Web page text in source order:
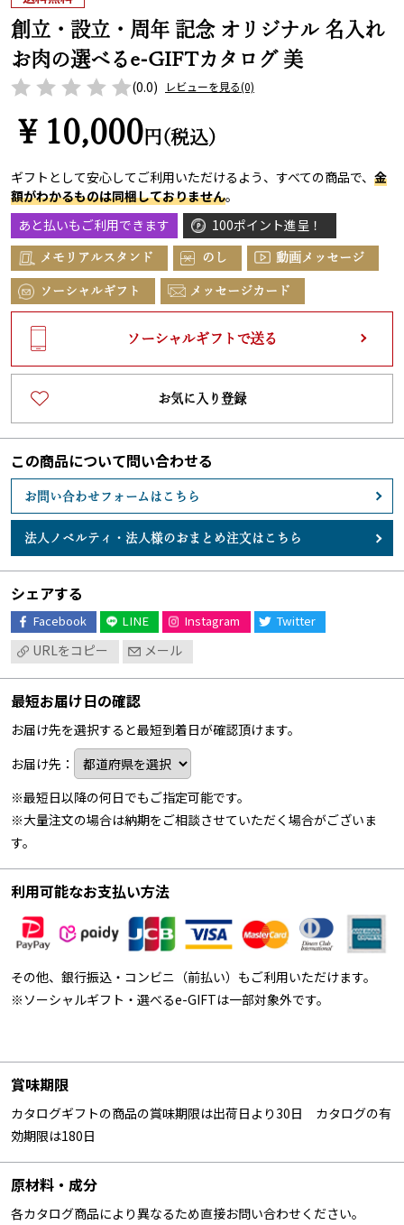
創立・設立・周年 記念 オリジナル 名入れ
お肉の選べるe-GIFTカタログ 美
(0.0) レビューを見る(0)
￥10,000 円(税込)
ギフトとして安心してご利用いただけるよう、すべての商品で、 金
額がわかるものは同梱しておりません。
あと払いもご利用できます
100ポイント進呈！
メモリアルスタンド のし 動画メッセージ
ソーシャルギフト メッセージカード
ソーシャルギフトで送る
お気に入り登録
この商品について問い合わせる
お問い合わせフォームはこちら
法人ノベルティ・ 法人様のおまとめ注文はこちら
シェアする
Facebook LINE Instagram Twitter
URLをコピー メール
最短お届け日の確認
お届け先を選択すると最短到着日が確認頂けます。
お届け先：
※最短日以降の何日でもご指定可能です。
※大量注文の場合は納期をご相談させていただく場合がございま
す。
利用可能なお支払い方法
その他、銀行振込・コンビニ（前払い）もご利用いただけます。
※ソーシャルギフト・選べるe-GIFTは一部対象外です。
賞味期限
カタログギフトの商品の賞味期限は出荷日より30日 カタログの有
効期限は180日
原材料・成分
各カタログ商品により異なるため直接お問い合わせください。